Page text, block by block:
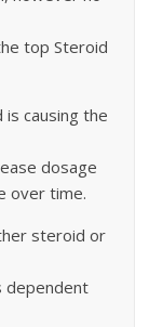
top Steroid
causing the
dosage
over time.
steroid or
dependent